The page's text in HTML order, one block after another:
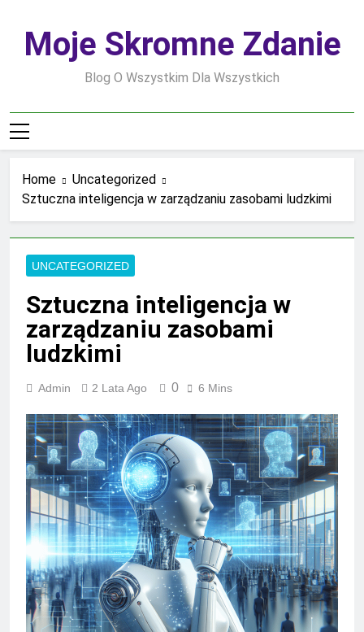
contentMoje Skromne Zdanie
Blog O Wszystkim Dla Wszystkich
Home
Uncategorized
Sztuczna inteligencja w zarządzaniu zasobami ludzkimi
UNCATEGORIZED
Sztuczna inteligencja w
zarządzaniu zasobami
ludzkimi
Admin 2 Lata Ago 0 6 Mins